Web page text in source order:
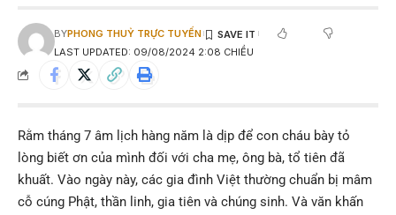
LAST UPDATED: 09/08/2024 2:08 CHIỀU
BYPHONG THUỶ TRỰC TUYẾN
Rằm tháng 7 âm lịch hàng năm là dịp để con cháu bày tỏ
lòng biết ơn của mình đối với cha mẹ, ông bà, tổ tiên đã
khuất. Vào ngày này, các gia đình Việt thường chuẩn bị mâm
cỗ cúng Phật, thần linh, gia tiên và chúng sinh. Và văn khấn